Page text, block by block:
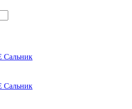
Сальник
Сальник